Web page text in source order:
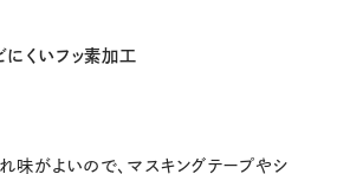
くいフッ素加工
味がよいので、マスキングテープやシ